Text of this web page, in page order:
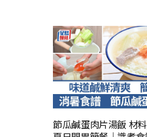
節瓜鹹蛋肉片湯飯 材